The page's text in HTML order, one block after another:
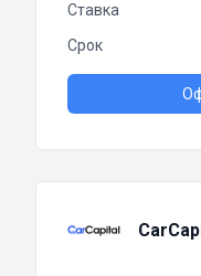
Ставка
Срок